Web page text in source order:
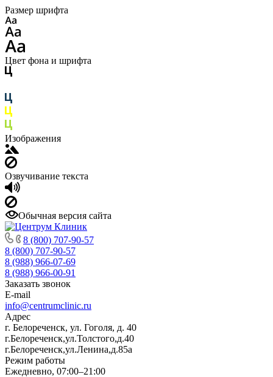
Размер шрифта
Цвет фона и шрифта
Изображения
Озвучивание текста
Обычная версия сайта
8 (800) 707-90-57
8 (800) 707-90-57
8 (988) 966-07-69
8 (988) 966-00-91
Заказать звонок
E-mail
info@centrumclinic.ru
Адрес
г. Белореченск, ул. Гоголя, д. 40
г.Белореченск,ул.Толстого,д.40
г.Белореченск,ул.Ленина,д.85а
Режим работы
Ежедневно, 07:00–21:00